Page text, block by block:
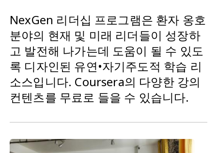
NexGen 리더십 프로그램은 환자 옹호
분야의 현재 및 미래 리더들이 성장하
고 발전해 나가는데 도움이 될 수 있도
록 디자인된 유연•자기주도적 학습 리
소스입니다. Coursera의 다양한 강의
컨텐츠를 무료로 들을 수 있습니다.